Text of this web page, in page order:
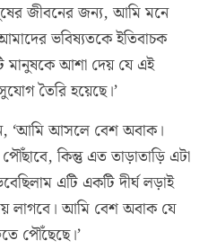
জীবনের জন্য, আমি মনে
ভবিষ্যতকে ইতিবাচক
মানুষকে আশা দেয় যে এই
তৈরি হয়েছে।’
‘আমি আসলে বেশ অবাক।
কিন্তু এত তাড়াতাড়ি এটা
এটি একটি দীর্ঘ লড়াই
আমি বেশ অবাক যে
পৌঁছেছে।’